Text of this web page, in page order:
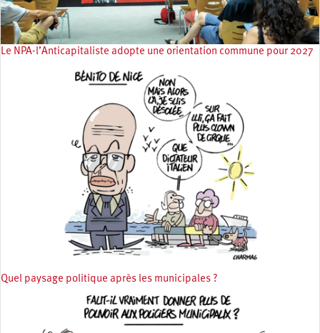
Le NPA-l’Anticapitaliste adopte une orientation commune pour 2027
Quel paysage politique après les municipales ?